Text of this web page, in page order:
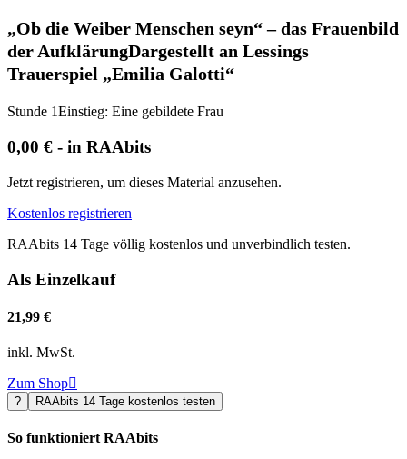
„Ob die Weiber Menschen seyn“ – das Frauenbild
der AufklärungDargestellt an Lessings
Trauerspiel „Emilia Galotti“
Stunde 1Einstieg: Eine gebildete Frau
0,00 € - in RAAbits
Jetzt registrieren, um dieses Material anzusehen.
Kostenlos registrieren
RAAbits 14 Tage völlig kostenlos und unverbindlich testen.
Als Einzelkauf
21,99 €
inkl. MwSt.
Zum Shop
? RAAbits 14 Tage kostenlos testen
So funktioniert RAAbits